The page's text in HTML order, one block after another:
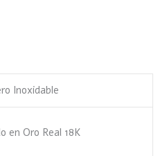
Inoxidable
en Oro Real 18K